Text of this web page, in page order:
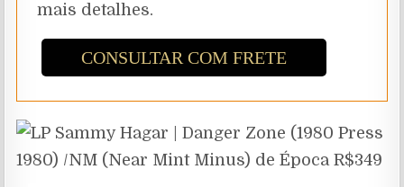
mais detalhes.
CONSULTAR COM FRETE